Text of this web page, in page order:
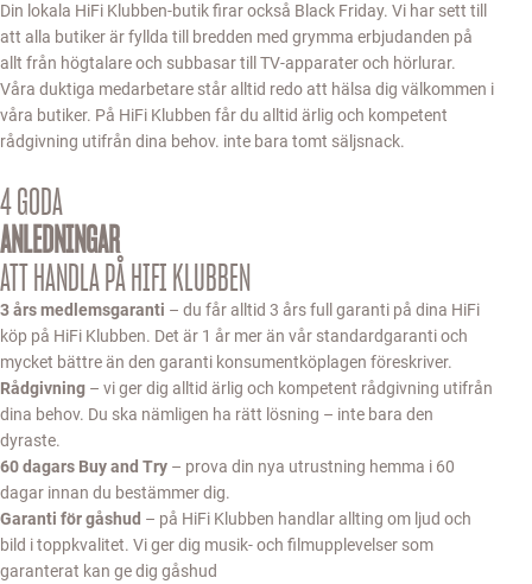
Din lokala HiFi Klubben-butik firar också Black Friday. Vi har sett till
att alla butiker är fyllda till bredden med grymma erbjudanden på
allt från högtalare och subbasar till TV-apparater och hörlurar.
Våra duktiga medarbetare står alltid redo att hälsa dig välkommen i
våra butiker. På HiFi Klubben får du alltid ärlig och kompetent
rådgivning utifrån dina behov. inte bara tomt säljsnack.
4 GODA
ANLEDNINGAR
ATT HANDLA PÅ HIFI KLUBBEN
3 års medlemsgaranti – du får alltid 3 års full garanti på dina HiFi
köp på HiFi Klubben. Det är 1 år mer än vår standardgaranti och
mycket bättre än den garanti konsumentköplagen föreskriver.
Rådgivning – vi ger dig alltid ärlig och kompetent rådgivning utifrån
dina behov. Du ska nämligen ha rätt lösning – inte bara den
dyraste.
60 dagars Buy and Try – prova din nya utrustning hemma i 60
dagar innan du bestämmer dig.
Garanti för gåshud – på HiFi Klubben handlar allting om ljud och
bild i toppkvalitet. Vi ger dig musik- och filmupplevelser som
garanterat kan ge dig gåshud